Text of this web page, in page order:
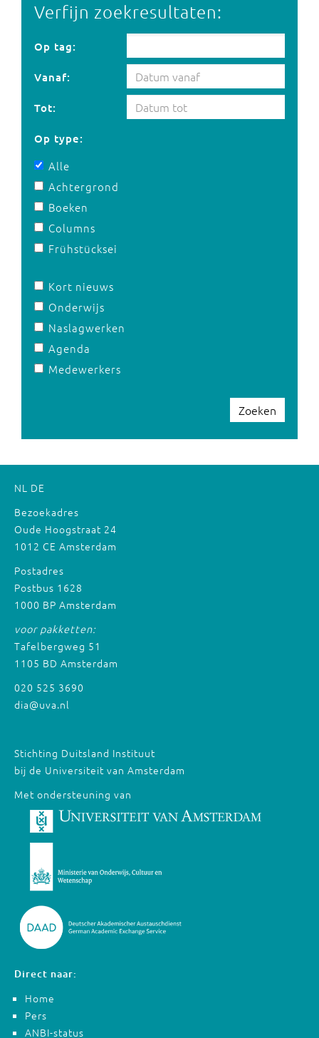
Verfijn zoekresultaten:
Op tag:
Vanaf:
Tot:
Op type:
Alle
Achtergrond
Boeken
Columns
Frühstücksei
Kort nieuws
Onderwijs
Naslagwerken
Agenda
Medewerkers
Zoeken
NL DE
Bezoekadres
Oude Hoogstraat 24
1012 CE Amsterdam
Postadres
Postbus 1628
1000 BP Amsterdam
voor pakketten:
Tafelbergweg 51
1105 BD Amsterdam
020 525 3690
dia@uva.nl
Stichting Duitsland Instituut
bij de Universiteit van Amsterdam
Met ondersteuning van
Direct naar:
Home
Pers
ANBI-status